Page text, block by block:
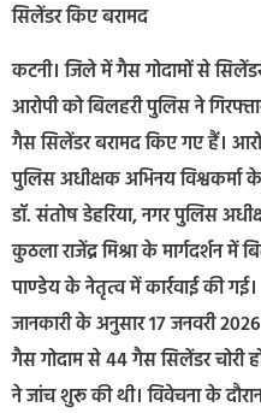
सिलेंडर किए बरामद
कटनी। जिले में गैस गोदामों से
आरोपी को बिलहरी पुलिस ने
गैस सिलेंडर बरामद किए गए हैं।
पुलिस अधीक्षक अभिनय विश्वकर्मा
डॉ. संतोष डेहरिया, नगर पुलिस
कुठला राजेंद्र मिश्रा के मार्गदर्शन में
पाण्डेय के नेतृत्व में कार्रवाई की गई।
जानकारी के अनुसार 17 जनवरी
गैस गोदाम से 44 गैस सिलेंडर चोरी
ने जांच शुरू की थी। विवेचना के